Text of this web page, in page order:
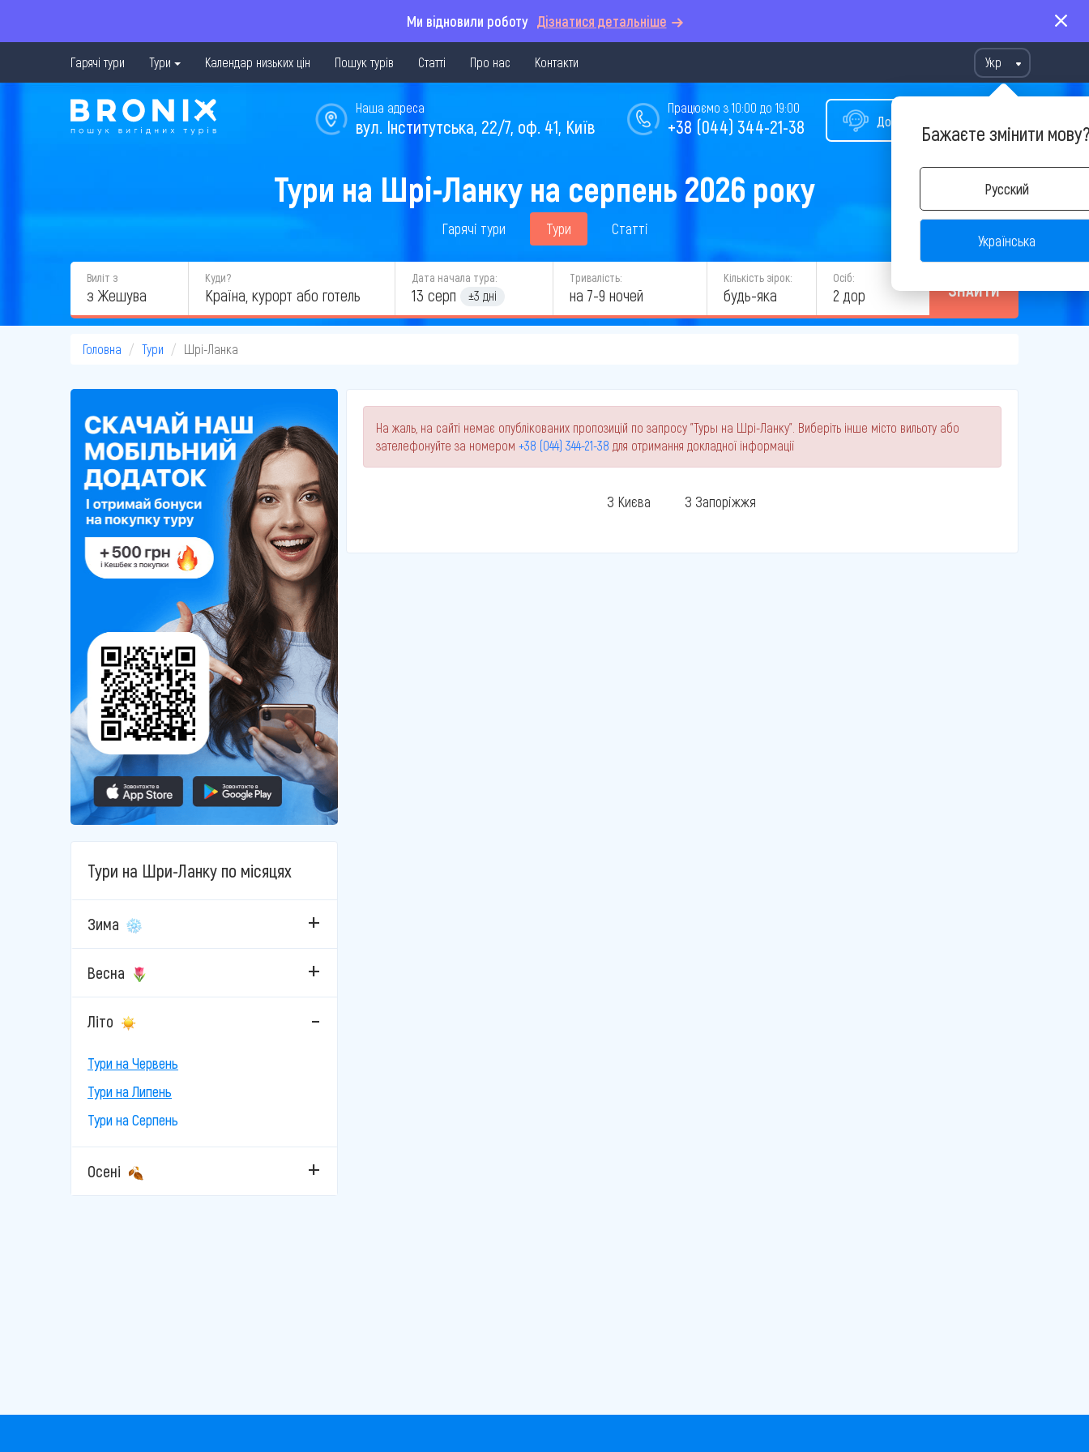
Ми відновили роботу Дізнатися детальніше
Гарячі тури Тури Календар низьких цін Пошук турів Статті Про нас Контакти Укр
Бажаєте змінити
Русский
Українська
Допомога у виборі туру
Працюємо з 10:00 до 19:00
+38 (044) 344-21-38
Наша адреса
вул. Інститутська, 22/7, оф. 41, Київ
Тури на Шрі-Ланку на серпень 2026 року
Гарячі тури Тури Статті
Виліт з
з Жешува
Куди? Дата начала тура:
13 серп ±3 дні
Тривалість:
на 7-9 ночей
Кількість зірок:
будь-яка
Осіб:
2 дор ЗНАЙТИ
Головна Тури Шрі-Ланка
Тури на Шри-Ланку по місяцях
Зима
Весна
Літо
Тури на Червень
Тури на Липень
Тури на Серпень
Осені
На жаль, на сайті немає опублікованих пропозицій по запросу "Туры на Шрі-Ланку". Виберіть інше місто вильоту або
зателефонуйте за номером +38 (044) 344-21-38 для отримання докладної інформації
З Києва З Запоріжжя